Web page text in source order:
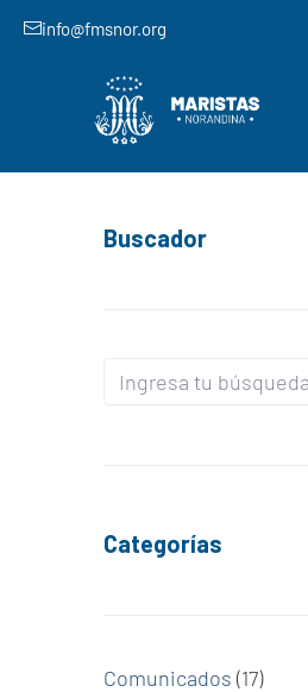
info@fmsnor.org
Buscador
Categorías
Comunicados (17)